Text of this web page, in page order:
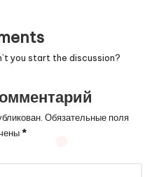
you start the discussion?
Обязательные поля
*